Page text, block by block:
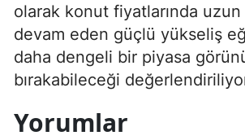
olarak konut fiyatlarında uzun
devam eden güçlü yükseliş
daha dengeli bir piyasa
bırakabileceği
Yorumlar